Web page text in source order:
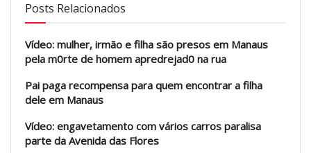
Posts Relacionados
Vídeo: mulher, irmão e filha são presos em Manaus
pela m0rte de homem apredrejad0 na rua
Pai paga recompensa para quem encontrar a filha
dele em Manaus
Vídeo: engavetamento com vários carros paralisa
parte da Avenida das Flores